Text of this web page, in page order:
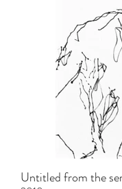
Untitled from the